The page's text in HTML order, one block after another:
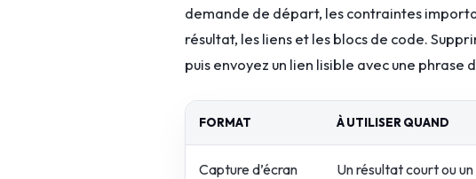
demande de départ, les contraintes
résultat, les liens et les blocs de code.
puis envoyez un lien lisible avec une phrase
FORMAT À UTILISER QUAND
Capture d’écran Un résultat court ou